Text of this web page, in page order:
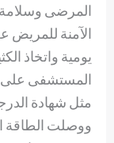
المرضى وسلامة
الآمنة
يومية واتخاذ
المستشفى على
مثل شهادة